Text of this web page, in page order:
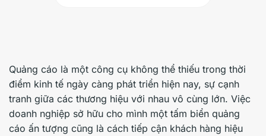
Quảng cáo là một công cụ không thể thiếu trong thời
điểm kinh tế ngày càng phát triển hiện nay, sự cạnh
tranh giữa các thương hiệu với nhau vô cùng lớn. Việc
doanh nghiệp sở hữu cho mình một tấm biển quảng
cáo ấn tượng cũng là cách tiếp cận khách hàng hiệu